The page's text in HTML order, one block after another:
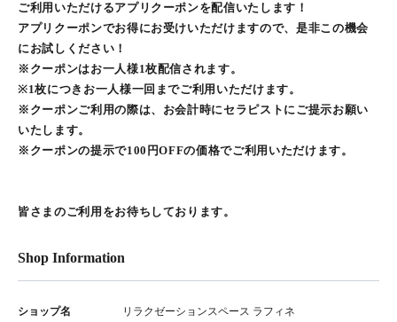
ご利用いただけるアプリクーポンを配信いたします！
アプリクーポンでお得にお受けいただけますので、是非この機会
にお試しください！
※クーポンはお一人様1枚配信されます。
※1枚につきお一人様一回までご利用いただけます。
※クーポンご利用の際は、お会計時にセラピストにご提示お願い
いたします。
※クーポンの提示で100円OFFの価格でご利用いただけます。
皆さまのご利用をお待ちしております。
Shop Information
ショップ名 リラクゼーションスペース ラフィネ